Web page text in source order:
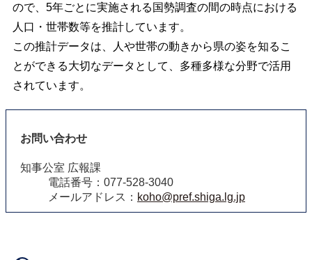
ので、5年ごとに実施される国勢調査の間の時点における
人口・世帯数等を推計しています。
この推計データは、人や世帯の動きから県の姿を知るこ
とができる大切なデータとして、多種多様な分野で活用
されています。
お問い合わせ
知事公室 広報課
電話番号：077-528-3040
メールアドレス： koho@pref.shiga.lg.jp